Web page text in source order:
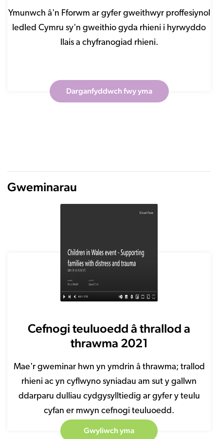
Ymunwch â'n Fforwm ar gyfer gweithwyr proffesiynol
ledled Cymru sy'n gweithio gyda rhieni i hyrwyddo
llais a chyfranogiad rhieni.
Darganfyddwch fwy yma
Gweminarau
Cefnogi teuluoedd â thrallod a
thrawma 2021
Mae'r gweminar hwn yn ymdrin â thrawma; trallod
rhieni ac yn cyflwyno syniadau am sut y gallwn
ddarparu dulliau cydgysylltiedig ar gyfer y teulu
cyfan er mwyn cefnogi teuluoedd.
Gwyliwch yma